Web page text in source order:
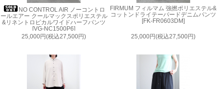
NO CONTROL AIR ノーコントロ
ールエアー クールマックスポリエステル
&リネントロピカルワイドハーフパンツ
[VG-NC1500P6]
25,000円(税込27,500円)
FIRMUM フィルマム 強撚ポリエステル&
コットンドライテーパードデニムパンツ
[FK-FR0603DM]
25,000円(税込27,500円)